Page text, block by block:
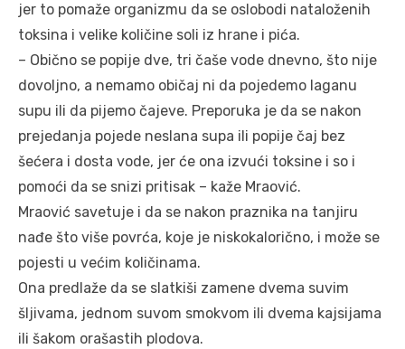
jer to pomaže organizmu da se oslobodi nataloženih
toksina i velike količine soli iz hrane i pića.
– Obično se popije dve, tri čaše vode dnevno, što nije
dovoljno, a nemamo običaj ni da pojedemo laganu
supu ili da pijemo čajeve. Preporuka je da se nakon
prejedanja pojede neslana supa ili popije čaj bez
šećera i dosta vode, jer će ona izvući toksine i so i
pomoći da se snizi pritisak – kaže Mraović.
Mraović savetuje i da se nakon praznika na tanjiru
nađe što više povrća, koje je niskokalorično, i može se
pojesti u većim količinama.
Ona predlaže da se slatkiši zamene dvema suvim
šljivama, jednom suvom smokvom ili dvema kajsijama
ili šakom orašastih plodova.